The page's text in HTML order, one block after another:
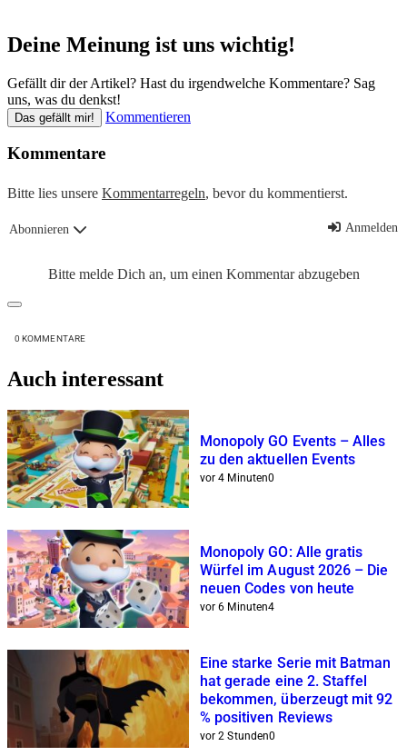
Deine Meinung ist uns wichtig!
Gefällt dir der Artikel? Hast du irgendwelche Kommentare? Sag
uns, was du denkst!
Das gefällt mir! Kommentieren
Kommentare
Bitte lies unsere Kommentarregeln, bevor du kommentierst.
Abonnieren Anmelden
Bitte melde Dich an, um einen Kommentar abzugeben
0 KOMMENTARE
Auch interessant
Monopoly GO Events – Alles
zu den aktuellen Events
vor 4 Minuten0
Monopoly GO: Alle gratis
Würfel im August 2026 – Die
neuen Codes von heute
vor 6 Minuten4
Eine starke Serie mit Batman
hat gerade eine 2. Staffel
bekommen, überzeugt mit 92
% positiven Reviews
vor 2 Stunden0